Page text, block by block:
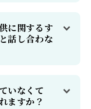
に関するす
話し合わな
いなくて
ますか？